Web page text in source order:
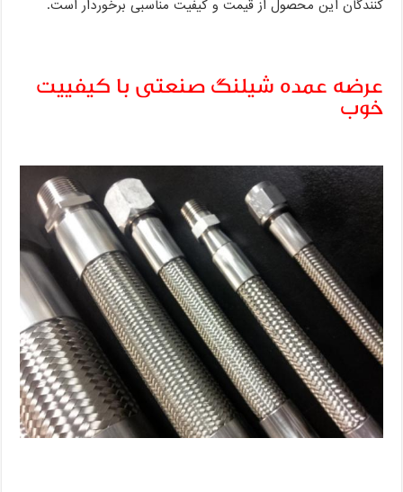
کنندگان این محصول از قیمت و کیفیت مناسبی برخوردار است.
عرضه عمده شیلنگ صنعتی با کیفییت
خوب